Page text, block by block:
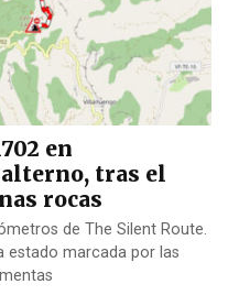
en
tras el
rocas
de The Silent Route.
estado marcada por las